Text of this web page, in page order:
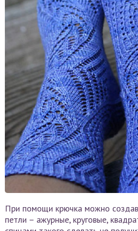
При помощи крючка можно
петли – ажурные, круговые,